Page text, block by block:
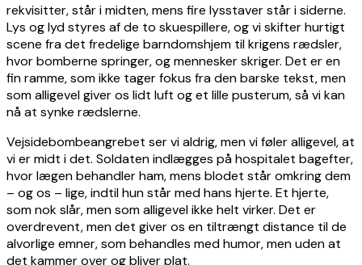
rekvisitter, står i midten, mens fire lysstaver står i siderne.
Lys og lyd styres af de to skuespillere, og vi skifter hurtigt
scene fra det fredelige barndomshjem til krigens rædsler,
hvor bomberne springer, og mennesker skriger. Det er en
fin ramme, som ikke tager fokus fra den barske tekst, men
som alligevel giver os lidt luft og et lille pusterum, så vi kan
nå at synke rædslerne.
Vejsidebombeangrebet ser vi aldrig, men vi føler alligevel, at
vi er midt i det. Soldaten indlægges på hospitalet bagefter,
hvor lægen behandler ham, mens blodet står omkring dem
– og os – lige, indtil hun står med hans hjerte. Et hjerte,
som nok slår, men som alligevel ikke helt virker. Det er
overdrevent, men det giver os en tiltrængt distance til de
alvorlige emner, som behandles med humor, men uden at
det kammer over og bliver plat.